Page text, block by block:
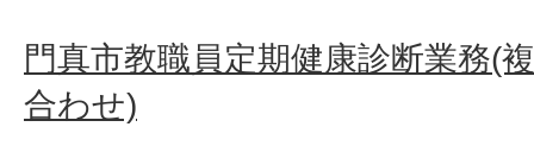
門真市教職員定期健康診断業務(
合わせ)